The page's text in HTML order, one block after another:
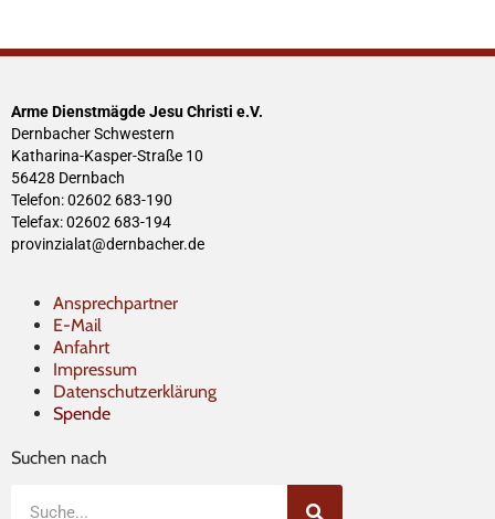
Arme Dienstmägde Jesu Christi e.V.
Dernbacher Schwestern
Katharina-Kasper-Straße 10
56428 Dernbach
Telefon: 02602 683-190
Telefax: 02602 683-194
provinzialat@dernbacher.de
Ansprechpartner
E-Mail
Anfahrt
Impressum
Datenschutzerklärung
Spende
Suchen nach